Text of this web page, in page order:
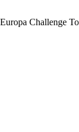
Challenge